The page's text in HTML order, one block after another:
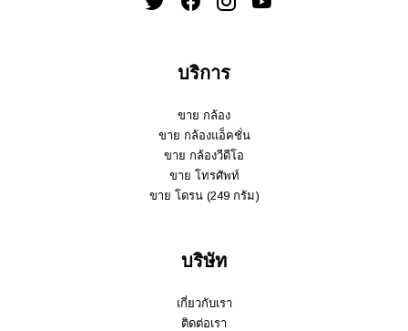
บริการ
ขาย กล้อง
ขาย กล้องแอ็คชั่น
ขาย กล้องวีดีโอ
ขาย โทรศัพท์
ขาย โดรน (249 กรัม)
บริษัท
เกี่ยวกับเรา
ติดต่อเรา